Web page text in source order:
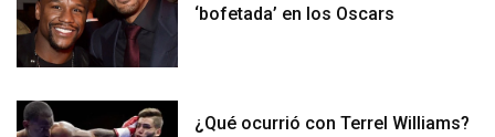
‘bofetada’ en los Oscars
¿Qué ocurrió con Terrel Williams?